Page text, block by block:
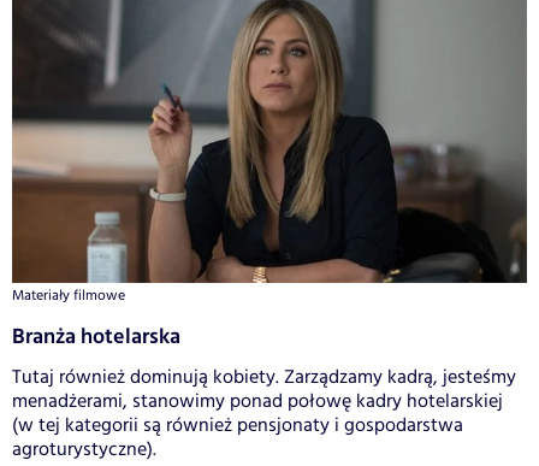
Materiały filmowe
Branża hotelarska
Tutaj również dominują kobiety. Zarządzamy kadrą, jesteśmy
menadżerami, stanowimy ponad połowę kadry hotelarskiej
(w tej kategorii są również pensjonaty i gospodarstwa
agroturystyczne).